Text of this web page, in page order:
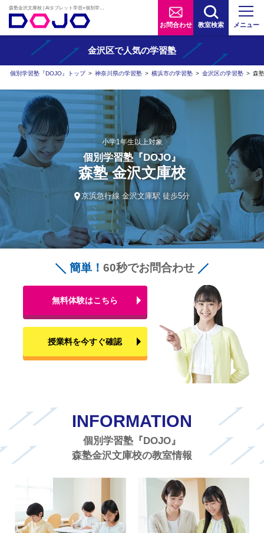
お問合わせ 教室検索 メニュー
金沢区で人気の学習塾
個別学習塾『DOJO』トップ > 神奈川県の学習塾 > 横浜市の学習塾 > 金沢区の学習塾 > 森
小学1年生以上対象
個別学習塾『DOJO』
森塾 金沢文庫校
京浜急行線 金沢文庫駅 徒歩5分
簡単！ 60秒でお問合わせ
無料体験はこちら
授業料を今すぐ確認
INFORMATION
個別学習塾『DOJO』
森塾金沢文庫校の教室情報